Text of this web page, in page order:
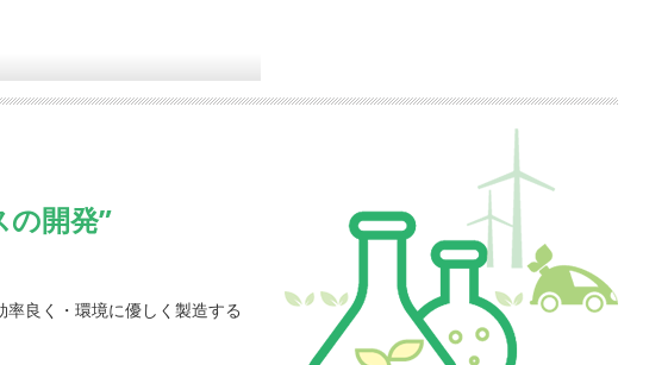
の開発”
良く・環境に優しく製造する